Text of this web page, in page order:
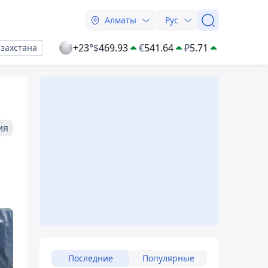
Алматы Рус
+23°$469.93 €541.64 ₽5.71
Последние Популярные